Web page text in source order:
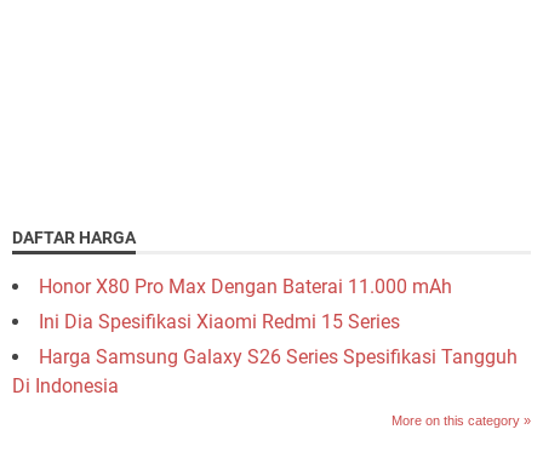
DAFTAR HARGA
Honor X80 Pro Max Dengan Baterai 11.000 mAh
Ini Dia Spesifikasi Xiaomi Redmi 15 Series
Harga Samsung Galaxy S26 Series Spesifikasi Tangguh
Di Indonesia
More on this category »